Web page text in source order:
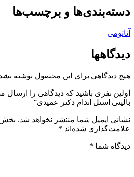
دسته‌بندی‌ها و برچسب‌ها
آناتومی
دیدگاهها
هیچ دیدگاهی برای این محصول نوشته
اولین نفری باشید که دیدگاهی را ارسال
بالینی اسنل اندام دکتر عمیدی”
نشانی ایمیل شما منتشر نخواهد شد.
علامت‌گذاری شده‌اند *
دیدگاه شما *